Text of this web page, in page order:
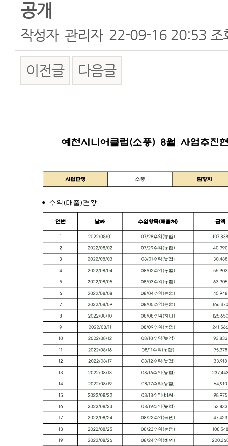
공개
작성자 관리자 22-09-16 20:53 조
이전글 다음글